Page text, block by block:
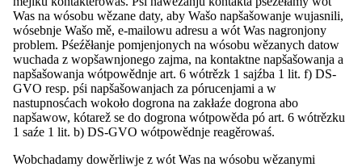
na głowny bok Domowiny
Wó nas
Projekty
Medije a materialije
Aktualnosći
Kontakt
Was na wósobu wězane daty, aby Wašo napšašowanje wujasnili,
wósebnje Wašo mě, e-mailowu adresu a wót Was nagronjony
problem. Pśeźěłanje pomjenjonych na wósobu wězanych datow
wuchada z wopšawnjonego zajma, na kontaktne napšašowanja a
napšašowanja wótpowědnje art. 6 wótrězk 1 sajźba 1 lit. f) DS-
GVO resp. pśi napšašowanjach za pórucenjami a w
nastupnosćach wokoło dogrona na zakłaźe dogrona abo
napšawow, kótarež se do dogrona wótpowěda pó art. 6 wótrězku
1 saźe 1 lit. b) DS-GVO wótpowědnje reagěrowaś.
Wobchadamy dowěrliwje z wót Was na wósobu wězanymi